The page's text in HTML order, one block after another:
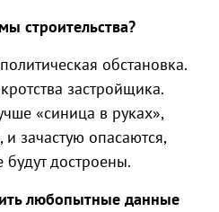
строительства?
обстановка.
застройщика.
«синица в руках»,
зачастую опасаются,
достроены.
любопытные данные